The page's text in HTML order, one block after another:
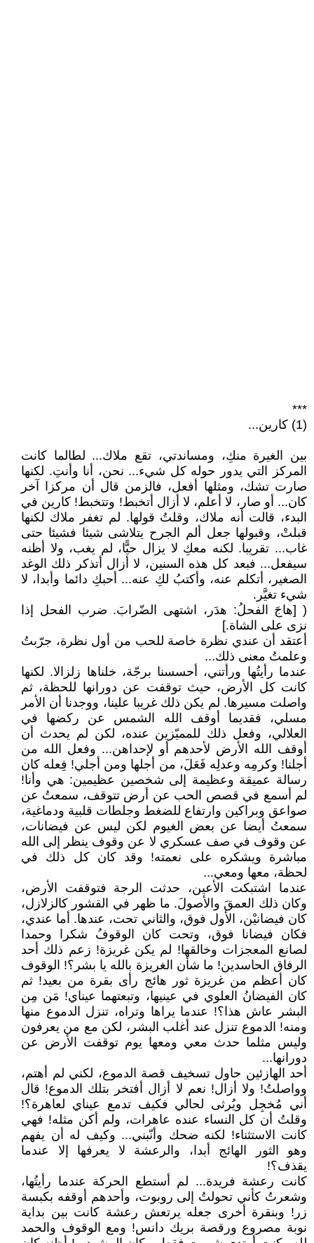
***
(1) كارين...
بين الغيرة منكِ، ومساندتي، تقع ملاك... لطالما كانت
المركز التي يدور حوله كل شيء... نحن، أنا وأنتِ. لكنها
صارت تشك، ومثلها أفعل، فالزمن قال أن مركزا آخر
كان... أو صار، لا أعلم، لا أزال أتخبط! وتتخبط! كارين في
البدء، قالت أنه ملاك، وقلتُ قولها. لم تغفر ملاك لكنها
قبلتْ، وقبولها جعل ألم الجرح يتلاشى شيئا فشيئا حتى
غاب... تقريبا. لكنه معكِ لا يزال حيًّا، لم يغب، ولا أظنه
سيفعل... فبعد كل هذه السنين، لا أزال أتذكر ذلك الوغد
الصغير، أتكلم عنه، وأكتبُ لكِ عنه... أحبكِ دائما وأبدا، لا
شيء تغيَّر.
( [هاجَ الفحلُ: هدَر، اشتهى الضّرابَ. ضرب الفحل إذا
نزى على الشاة.]
أعتقد أن عندي نظرة خاصة للحب من أول نظرة، جرّبتُ
وعلمتُ معنى ذلك...
عندما رأيتُها ورأتني، أحسسنا برجّة، خلناها زلزالا. لكنها
كانت كل الأرض، حيث توقفت عن دورانها للحظة، ثم
واصلت مسيرها. لم يكن ذلك غريبا علينا، ووجدنا أن الأمر
مسلي، فقديما أوقف الله الشمس عن ركضها في
العلالي، وفعل ذلك للمميّزين عنده، لكن لم يحدث أن
أوقف الله الأرض لأحدهم أو لإحداهن... وفعل الله من
أجلنا! وكرمِه وعدلِه فَعَلَ، من أجلها ومن أجلي! فِعله كان
رسالة عميقة وعظيمة إلى شخصين عظيمين: هي وأنا!
لم أسمع في قصص الحب عن أرض تتوقف، سمعتُ عن
صواعق وبراكين وارتفاع للضغط وجلطات قلبية ودماغية،
سمعتُ أيضا عن بعض الغيوم لكن ليس عن فيضانات،
عن وقوف في صف عسكري لا عن وقوف ينظر إلى الله
مباشرة ويشكره على نعمته! وقد كان كل ذلك في
لحظة، معها ومعي...
عندما اشتبكت الأعين، حدثت الرجة فتوقفت الأرض،
وكان ذلك العمقَ والأصولَ. ما ظهر في القشور كالزلازل،
كان فيضانيْن، الأول فوق، والثاني تحت، عندها. أما عندي،
فكان فيضانا فوق، وتحت كان الوقوفُ شكرا وحمدا
لصانع المعجزات وخالقها! لم يكن غريزة! زعم ذلك أحد
الرفاق الحاسدين! ما شأن الغريزة بالله يا بشر؟! الوقوف
كان أعظم من غريزة ثور هائج رأى بقرة من بعيد! ثم
كان الفيضانُ العلوي في عينيها، وتبعتهما عيناي! مَن مِن
البشر عاش هذا؟! عندما يراها وتراه، تنزل الدموع منها
ومنه! الدموع تنزل عند أغلب البشر، لكن مع من يعرفون
وليس مثلما حدث معي ومعها يوم توقفت الأرض عن
دورانها...
أحد الهازئين حاول تسخيف قصة الدموع، لكني لم أهتم،
وواصلتُ! ولا أزال! نعم لا أزال أفتخر بتلك الدموع! قال
أني مُخجِل ويُرثى لحالي فكيف تدمع عيناي لعاهرة؟!
وقلتُ أن كل النساء عنده عاهرات، ولم أكن مثله! فهي
كانت الاستثناء! لكنه ضحك وأنّبني... وكيف له أن يفهم
وهو الثور الهائج أبدا، والرعشة لا يعرفها إلا عندما
يقذف؟!
كانت رعشة فريدة... لم أستطع الحركة عندما رأيتُها،
وشعرتُ كأني تحولتُ إلى روبوت، وأحدهم أوقفه بكبسة
زر! وبنقرة أخرى جعله يرتعش رعشة كانت بين بداية
نوبة مصروع ورقصة بريك دانس! ومع الوقوف والحمد